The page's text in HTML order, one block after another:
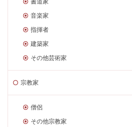
音楽家
指揮者
建築家
その他芸術家
宗教家
僧侶
その他宗教家